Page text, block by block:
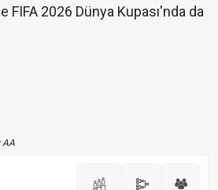
FIFA 2026 Dünya Kupası'nda da
AA